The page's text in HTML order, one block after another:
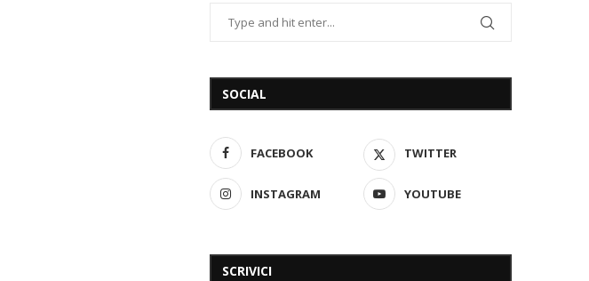
SOCIAL
FACEBOOK TWITTER
INSTAGRAM YOUTUBE
SCRIVICI